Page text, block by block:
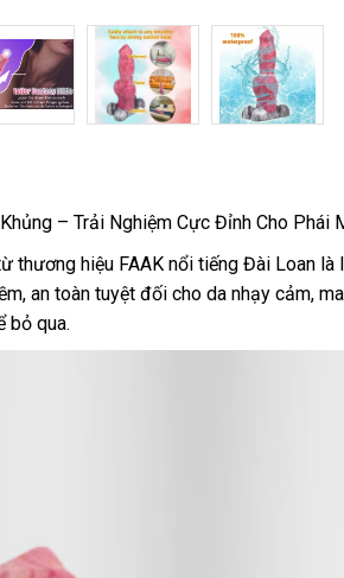
– Trải Nghiệm Cực Đỉnh Cho Phái
hiệu FAAK nổi tiếng Đài Loan
an toàn tuyệt đối cho da nhạy cảm,
bỏ qua.